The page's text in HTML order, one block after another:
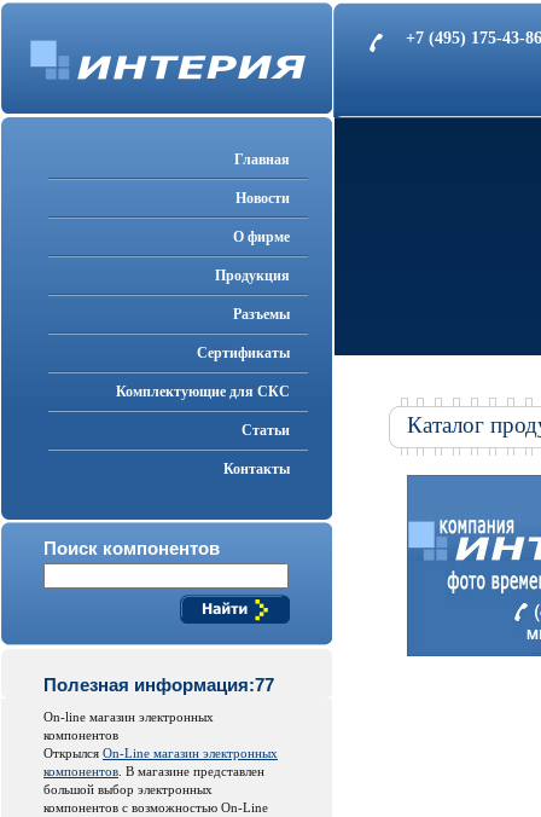
+7 (495) 175-43-
Главная
Новости
О фирме
Продукция
Разъемы
Cертификаты
Комплектующие для СКС
Статьи
Контакты
Поиск компонентов
Полезная информация:77
On-line магазин электронных
компонентов
Открылся On-Line магазин электронных
компонентов . В магазине представлен
большой выбор электронных
компонентов с возможностью On-Line
Каталог